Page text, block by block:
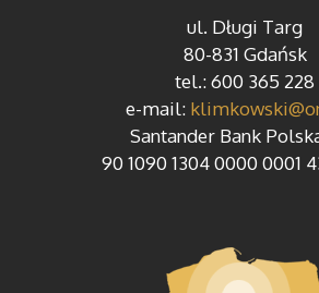
ul. Długi Targ
80-831 Gdańsk
tel.: 600 365 228
e-mail:
Santander Bank
90 1090 1304 0000 0001